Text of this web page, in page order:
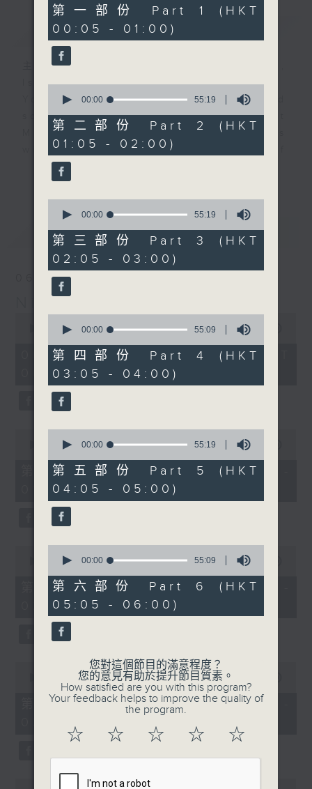
簡介 GIST
主持人：Host: Leanne Nicholls,
Isaac Droscha, Cleo Leung
You will find many soft pieces and
some Chinese works in Night
Music. Friday and Saturday nights
will begin with two hours of
enjoyable jazz music.
When you are alone and sleepless,
please remember good music is
always there on Radio 4.
「長夜細聽」節目當然少不了氣質優雅的作
品，每晚亦會精選一些中國音樂送上。週五和
如果哪天你不能入睡，別忘了第四台這裡總有
值得細聽的音樂。
最新 LATEST
06/08/2026
Night Music 長夜細聽
seconds
hours,
minutes,
seconds
00:00 5:29:59
06/08/2026 - 足本 Full (HKT
00:05 - 06:00)
seconds
minutes,
seconds
00:00 55:10
第一部份 Part 1 (HKT 00:05 -
01:00)
seconds
minutes,
seconds
00:00 55:19
第二部份 Part 2 (HKT 01:05 -
02:00)
seconds
seconds
55:09
第三部份 Part 3 (HKT 02:05 -
55
minutes,
10
seconds
第一部份 Part 1 (HKT
00:05 - 01:00)
seconds
55
minutes,
19
seconds
00:00 55:19
第二部份 Part 2 (HKT
01:05 - 02:00)
seconds
55
minutes,
19
seconds
00:00 55:19
第三部份 Part 3 (HKT
02:05 - 03:00)
seconds
55
minutes,
9
seconds
00:00 55:09
第四部份 Part 4 (HKT
03:05 - 04:00)
seconds
55
minutes,
19
seconds
00:00 55:19
第五部份 Part 5 (HKT
04:05 - 05:00)
seconds
55
minutes,
9
seconds
00:00 55:09
第六部份 Part 6 (HKT
05:05 - 06:00)
您對這個節目的滿意程度？
您的意見有助於提升節目質素。
How satisfied are you with this program?
Your feedback helps to improve the quality of
the program.
☆ ☆ ☆ ☆ ☆